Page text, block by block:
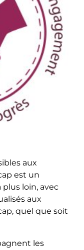
aux
est un
loin, avec
aux
quel que soit
les